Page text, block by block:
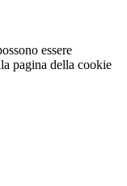
essere
pagina della cookie